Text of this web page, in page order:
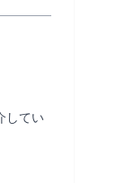
してい